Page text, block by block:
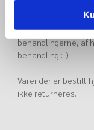
Husk altid at ringe
sikker på at vi har
optaget af
behandlingerne, af
behandling :-)
Varer der er bestilt
ikke returneres.